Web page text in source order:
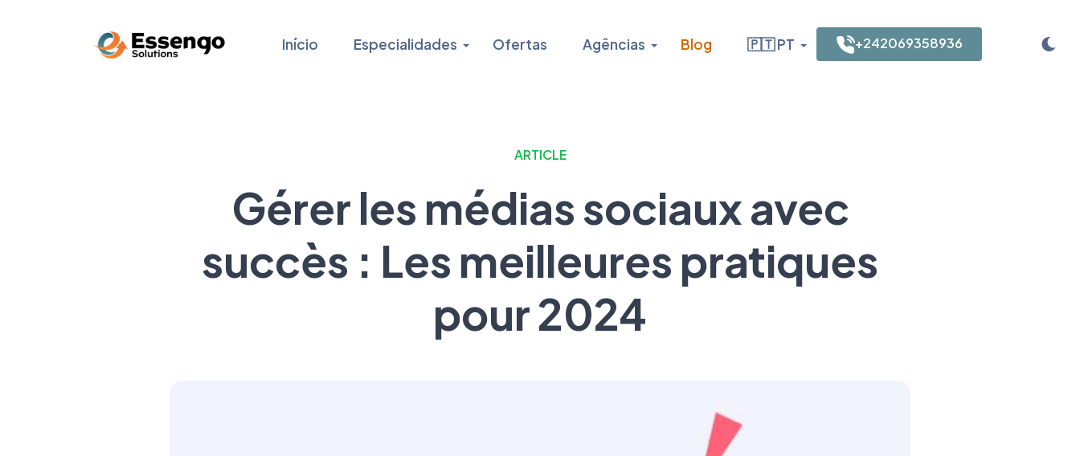
Início Especialidades Ofertas Agências Blog 🇵🇹 PT +242069358936
ARTICLE
Gérer les médias sociaux avec
succès : Les meilleures pratiques
pour 2024